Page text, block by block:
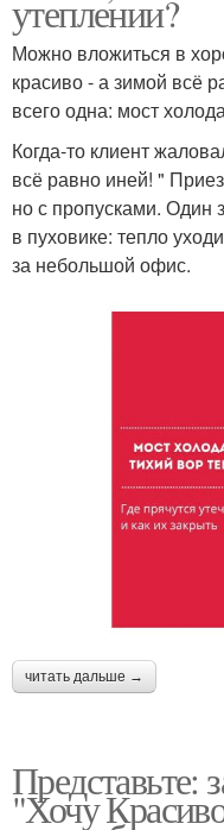
утеплении?
Можно вложиться в
красиво - а зимой всё
всего одна: мост
Когда-то клиент
всё равно иней! "
но с пропусками. Один
в пуховике: тепло
за небольшой офис.
читать дальше →
Представьте:
"Хочу